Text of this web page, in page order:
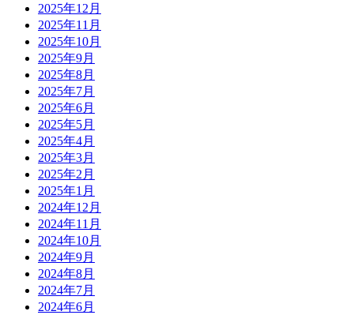
2025年12月
2025年11月
2025年10月
2025年9月
2025年8月
2025年7月
2025年6月
2025年5月
2025年4月
2025年3月
2025年2月
2025年1月
2024年12月
2024年11月
2024年10月
2024年9月
2024年8月
2024年7月
2024年6月